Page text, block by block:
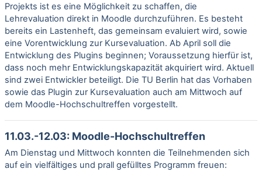
Projekts ist es eine Möglichkeit zu schaffen, die
Lehrevaluation direkt in Moodle durchzuführen. Es besteht
bereits ein Lastenheft, das gemeinsam evaluiert wird, sowie
eine Vorentwicklung zur Kursevaluation. Ab April soll die
Entwicklung des Plugins beginnen; Voraussetzung hierfür ist,
dass noch mehr Entwicklungskapazität akquiriert wird. Aktuell
sind zwei Entwickler beteiligt. Die TU Berlin hat das Vorhaben
sowie das Plugin zur Kursevaluation auch am Mittwoch auf
dem Moodle-Hochschultreffen vorgestellt.
11.03.-12.03: Moodle-Hochschultreffen
Am Dienstag und Mittwoch konnten die Teilnehmenden sich
auf ein vielfältiges und prall gefülltes Programm freuen: